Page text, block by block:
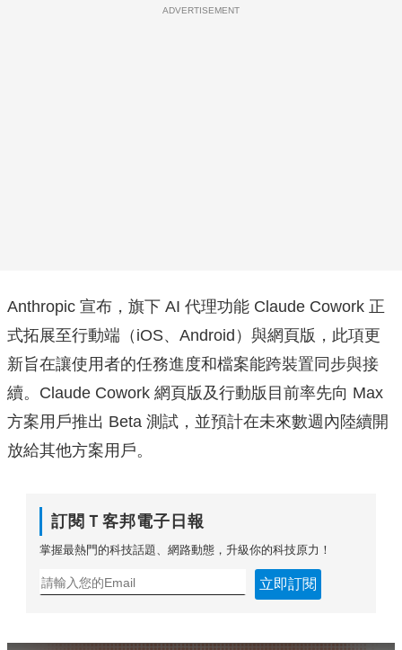
ADVERTISEMENT
Anthropic 宣布，旗下 AI 代理功能 Claude Cowork 正
式拓展至行動端（iOS、Android）與網頁版，此項更
新旨在讓使用者的任務進度和檔案能跨裝置同步與接
續。Claude Cowork 網頁版及行動版目前率先向 Max
方案用戶推出 Beta 測試，並預計在未來數週內陸續開
放給其他方案用戶。
訂閱Ｔ客邦電子日報
掌握最熱門的科技話題、網路動態，升級你的科技原力！
立即訂閱